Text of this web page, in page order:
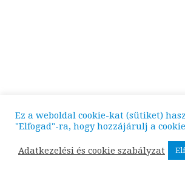
Ez a weboldal cookie-kat (sütiket)
"Elfogad"-ra, hogy hozzájárulj a
Adatkezelési és cookie szabályzat